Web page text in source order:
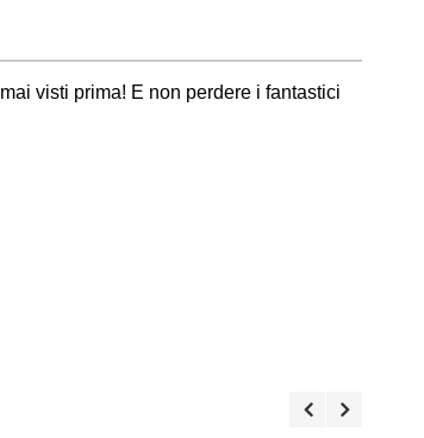
mai visti prima! E non perdere i fantastici